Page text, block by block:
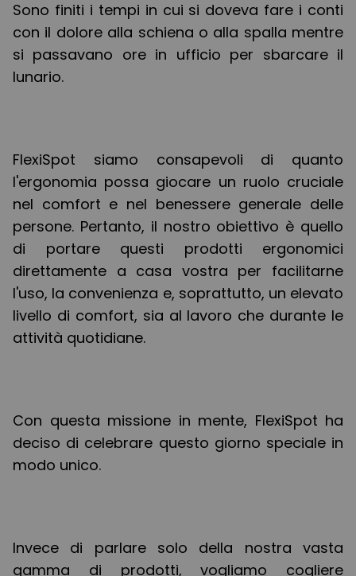
Sono finiti i tempi in cui si doveva fare i conti
con il dolore alla schiena o alla spalla mentre
si passavano ore in ufficio per sbarcare il
lunario.
FlexiSpot siamo consapevoli di quanto
l'ergonomia possa giocare un ruolo cruciale
nel comfort e nel benessere generale delle
persone. Pertanto, il nostro obiettivo è quello
di portare questi prodotti ergonomici
direttamente a casa vostra per facilitarne
l'uso, la convenienza e, soprattutto, un elevato
livello di comfort, sia al lavoro che durante le
attività quotidiane.
Con questa missione in mente, FlexiSpot ha
deciso di celebrare questo giorno speciale in
modo unico.
Invece di parlare solo della nostra vasta
gamma di prodotti, vogliamo cogliere